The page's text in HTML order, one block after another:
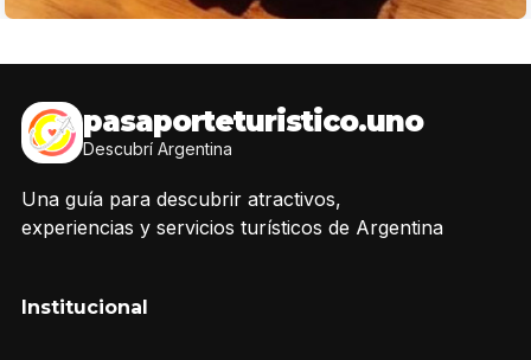
pasaporteturistico.uno
Descubrí Argentina
Una guía para descubrir atractivos,
experiencias y servicios turísticos de Argentina
Institucional